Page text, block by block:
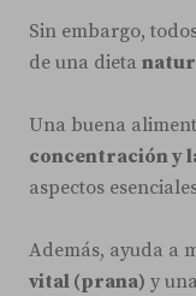
Sin embargo,
de una dieta
Una buena
concentración y
aspectos
Además, ayuda a
vital (prana) y una